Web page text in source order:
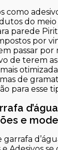
como
do meio
parede
por
passar
de terem
de
para esse
e
garrafa